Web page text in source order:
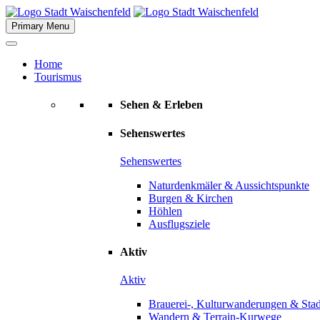
Skip
to
content
Primary Menu
Home
Tourismus
Sehen & Erleben
Sehenswertes
Sehenswertes
Naturdenkmäler & Aussichtspunkte
Burgen & Kirchen
Höhlen
Ausflugsziele
Aktiv
Aktiv
Brauerei-, Kulturwanderungen &
Wandern & Terrain-Kurwege